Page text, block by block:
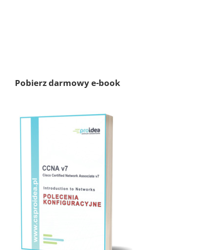
Pobierz darmowy e-book